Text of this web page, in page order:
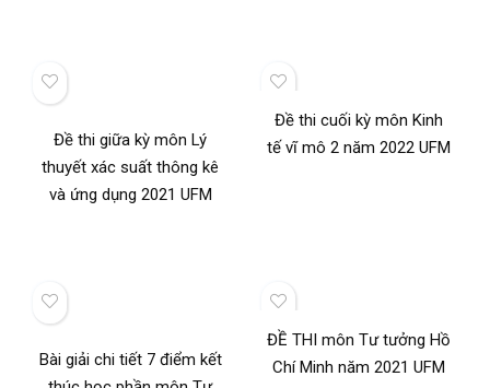
Đề thi giữa kỳ môn Lý
thuyết xác suất thông kê
và ứng dụng 2021 UFM
Đề thi cuối kỳ môn Kinh
tế vĩ mô 2 năm 2022 UFM
Bài giải chi tiết 7 điểm kết
ĐỀ THI môn Tư tưởng Hồ
Chí Minh năm 2021 UFM